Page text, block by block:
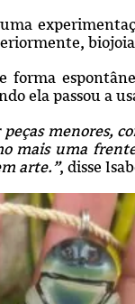
forma
ela passou a
peças menores,
mais uma
arte.”, disse